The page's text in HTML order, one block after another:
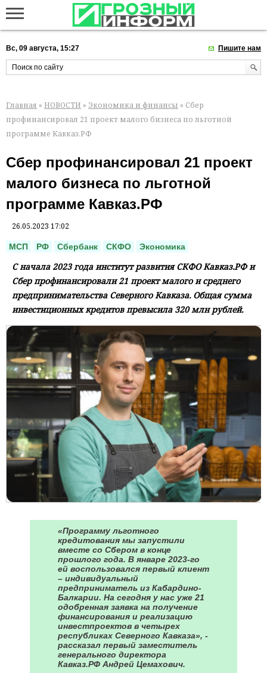
Вс, 09 августа, 15:27 Пишите нам
Главная » НОВОСТИ » Экономика и финансы » Сбер
профинансировал 21 проект малого бизнеса по льготной
программе Кавказ.РФ
Сбер профинансировал 21 проект
малого бизнеса по льготной
программе Кавказ.РФ
26.05.2023 17:02
МСП РФ Сбербанк СКФО Экономика
С начала 2023 года институт развития СКФО Кавказ.РФ и
Сбер профинансировали 21 проект малого и среднего
предпринимательства Северного Кавказа. Общая сумма
инвестиционных кредитов превысила 320 млн рублей.
«Программу льготного
кредитования мы запустили
вместе со Сбером в конце
прошлого года. В январе 2023-го
ей воспользовался первый клиент
– индивидуальный
предприниматель из Кабардино-
Балкарии. На сегодня у нас уже 21
одобренная заявка на получение
финансирования и реализацию
инвестпроектов в четырех
республиках Северного Кавказа», -
рассказал первый заместитель
генерального директора
Кавказ.РФ Андрей Цемахович.